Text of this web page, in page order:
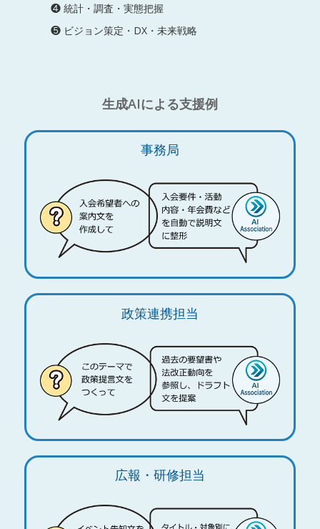
❹ 統計・調査・実態把握
❺ ビジョン策定・DX・未来戦略
生成AIによる支援例
事務局
政策連携担当
広報・研修担当